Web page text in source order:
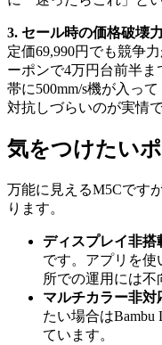
3. セール時の価格破壊力
定価69,990円でも競争
ーポンで4万円台前半
帯に500mm/s機が入っ
対抗しづらいのが実情で
気をつけたい
万能に見えるM5Cです
ります。
ディスプレイ非搭
です。アプリを使
所での運用には不
マルチカラー非対
たい場合はBambu
ています。